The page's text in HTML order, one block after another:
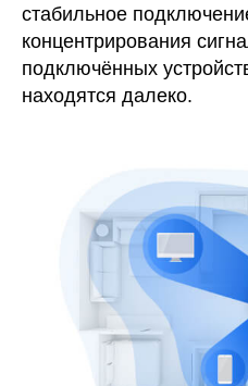
стабильное
концентрирования
подключённых
находятся далеко.